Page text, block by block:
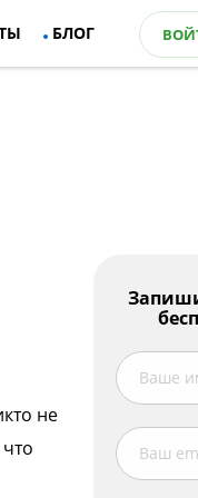
БЛОГ
Угадай слова
Ответь на
не